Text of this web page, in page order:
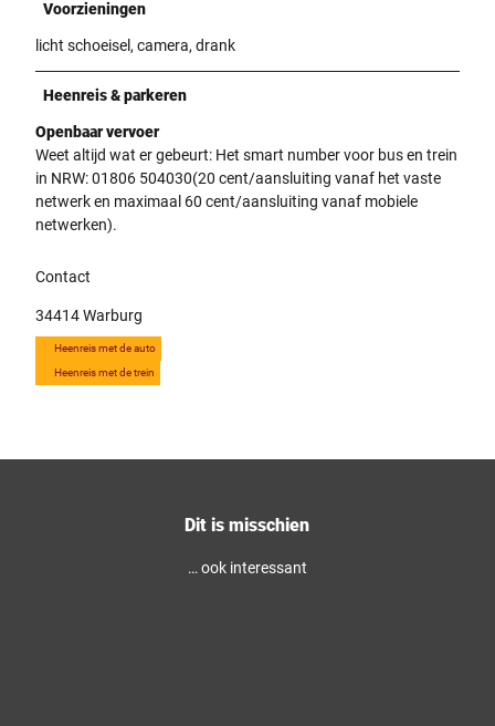
Voorzieningen
licht schoeisel, camera, drank
Heenreis & parkeren
Openbaar vervoer
Weet altijd wat er gebeurt: Het smart number voor bus en trein
in NRW: 01806 504030(20 cent/aansluiting vanaf het vaste
netwerk en maximaal 60 cent/aansluiting vanaf mobiele
netwerken).
Contact
34414Warburg
Heenreis met de auto
Heenreis met de trein
Dit is misschien
… ook interessant